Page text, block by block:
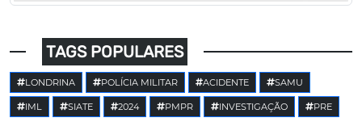
TAGS POPULARES
LONDRINA POLÍCIA MILITAR ACIDENTE SAMU
IML SIATE 2024 PMPR INVESTIGAÇÃO PRE